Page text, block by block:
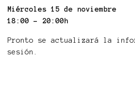
Miércoles 15 de noviembre
18:00 - 20:00h
Pronto se actualizará la
sesión.